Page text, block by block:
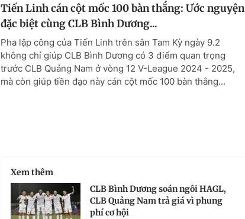
Tiến Linh cán cột mốc 100 bàn thắng: Ước nguyện
đặc biệt cùng CLB Bình Dương...
Pha lập công của Tiến Linh trên sân Tam Kỳ ngày 9.2
không chỉ giúp CLB Bình Dương có 3 điểm quan trọng
trước CLB Quảng Nam ở vòng 12 V-League 2024 - 2025,
mà còn giúp tiền đạo này cán cột mốc 100 bàn thắng...
Xem thêm
CLB Bình Dương soán ngôi HAGL,
CLB Quảng Nam trả giá vì phung
phí cơ hội